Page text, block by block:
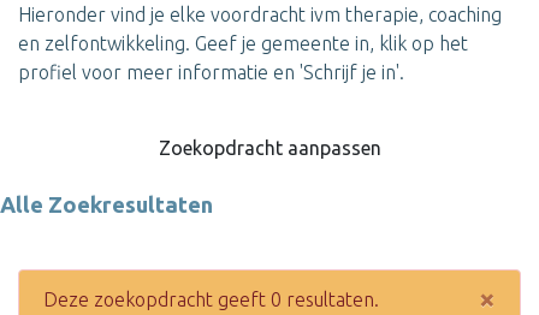
Hieronder vind je elke voordracht ivm therapie, coaching
en zelfontwikkeling. Geef je gemeente in, klik op het
profiel voor meer informatie en 'Schrijf je in'.
Zoekopdracht aanpassen
Alle Zoekresultaten
Deze zoekopdracht geeft 0 resultaten.
×